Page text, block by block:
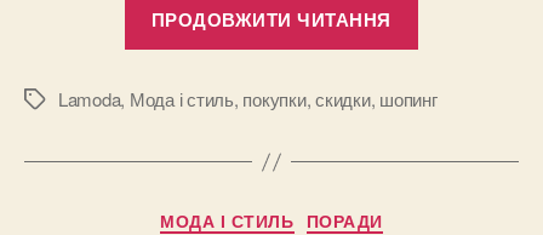
ПРОДОВЖИТИ ЧИТАННЯ
выигрываем
от
Позначки
Lamoda, Мода і стиль, покупки,скидки, шопинг
Категорії
МОДА І СТИЛЬ ПОРАДИ